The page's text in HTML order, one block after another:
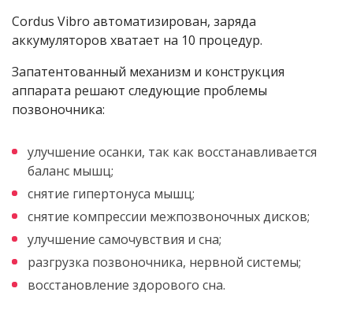
Cordus Vibro автоматизирован, заряда
аккумуляторов хватает на 10 процедур.
Запатентованный механизм и конструкция
аппарата решают следующие проблемы
позвоночника:
улучшение осанки, так как восстанавливается
баланс мышц;
снятие гипертонуса мышц;
снятие компрессии межпозвоночных дисков;
улучшение самочувствия и сна;
разгрузка позвоночника, нервной системы;
восстановление здорового сна.